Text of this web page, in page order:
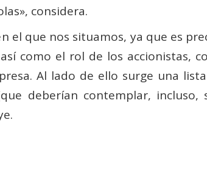
considera.
el que nos situamos, ya que es
como el rol de los accionistas,
Al lado de ello surge una
deberían contemplar, incluso,